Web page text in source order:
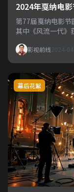
2024年戛纳电
第77届戛纳电影节
其中《风流一代》
影视前线2024-
幕后花絮